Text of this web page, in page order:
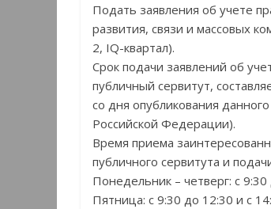
Подать заявления об учете
развития, связи и массовых
2, IQ-квартал).
Срок подачи заявлений об
публичный сервитут,
со дня опубликования
Российской Федерации).
Время приема
публичного сервитута и
Понедельник – четверг: с
Пятница: с 9:30 до 12:30 и с